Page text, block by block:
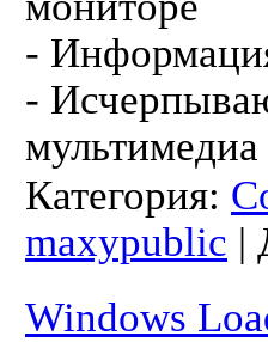
-
-
Категория:
maxypublic |
Windows